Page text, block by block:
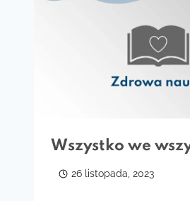
Wszystko we
26 listopada, 2023